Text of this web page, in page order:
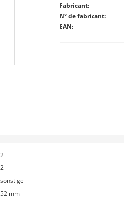
Fabricant:
N° de fabricant:
EAN:
2
2
sonstige
52 mm